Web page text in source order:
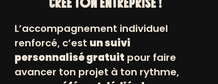
L’accompagnement individuel
renforcé, c’est un suivi
personnalisé gratuit pour faire
avancer ton projet à ton rythme,